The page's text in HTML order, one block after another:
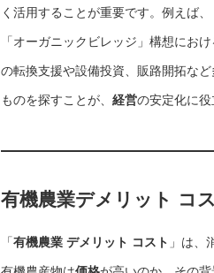
く活用することが重要です。例えば
「オーガニックビレッジ」構想にお
の転換支援や設備投資、販路開拓な
ものを探すことが、 経営の安定化に役
有機農業デメリット コ
「有機農業 デメリット コスト 」は、